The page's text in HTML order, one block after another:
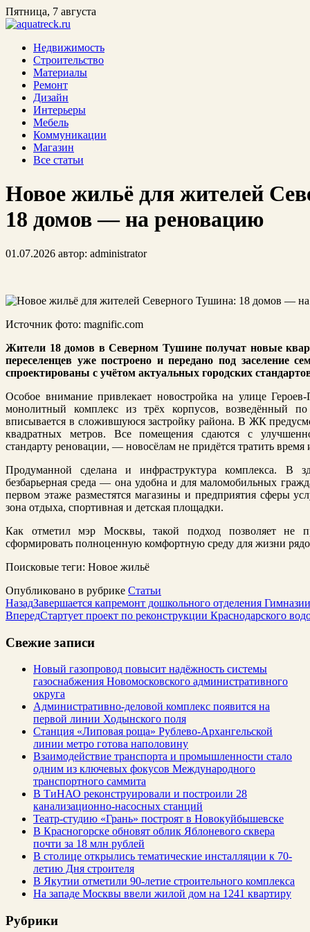
Пятница, 7 августа
Недвижимость
Строительство
Материалы
Ремонт
Дизайн
Интерьеры
Мебель
Коммуникации
Магазин
Все статьи
Новое жильё для жителей
18 домов — на реновацию
01.07.2026 автор: administrator
Источник фото: magnific.com
Жители 18 домов в Северном Тушине получат новые
переселенцев уже построено и передано под
спроектированы с учётом актуальных городских
Особое внимание привлекает новостройка на улице
монолитный комплекс из трёх корпусов, возведённый
вписывается в сложившуюся застройку района. В ЖК
квадратных метров. Все помещения сдаются с
стандарту реновации, — новосёлам не придётся тратить
Продуманной сделана и инфраструктура комплекса. В
безбарьерная среда — она удобна и для маломобильных
первом этаже разместятся магазины и предприятия сферы
зона отдыха, спортивная и детская площадки.
Как отметил мэр Москвы, такой подход позволяет не
сформировать полноценную комфортную среду для жизни
Поисковые теги: Новое жильё
Опубликовано в рубрике Статьи
НазадЗавершается капремонт дошкольного отделения
ВпередСтартует проект по реконструкции Краснодарского
Свежие записи
Новый газопровод повысит надёжность системы
газоснабжения Новомосковского административного
округа
Административно-деловой комплекс появится на
первой линии Ходынского поля
Станция «Липовая роща» Рублево-Архангельской
линии метро готова наполовину
Взаимодействие транспорта и промышленности стало
одним из ключевых фокусов Международного
транспортного саммита
В ТиНАО реконструировали и построили 28
канализационно-насосных станций
Театр-студию «Грань» построят в Новокуйбышевске
В Красногорске обновят облик Яблоневого сквера
почти за 18 млн рублей
В столице открылись тематические инсталляции к 70-
летию Дня строителя
В Якутии отметили 90-летие строительного комплекса
На западе Москвы ввели жилой дом на 1241 квартиру
Рубрики